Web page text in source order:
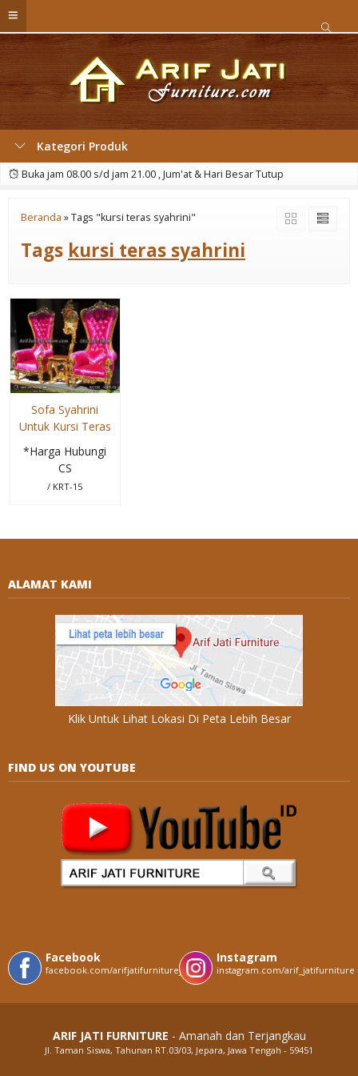
Kategori Produk
Buka jam 08.00 s/d jam 21.00 , Jum'at & Hari Besar Tutup
Beranda »Tags "kursi teras syahrini"
Tags kursi teras syahrini
Sofa Syahrini
Untuk Kursi Teras
*Harga Hubungi
CS
/ KRT-15
ALAMAT KAMI
Klik Untuk Lihat Lokasi Di Peta Lebih Besar
FIND US ON YOUTUBE
Facebook
facebook.com/arifjatifurniturejepara
Instagram
instagram.com/arif_jatifurniture
ARIF JATI FURNITURE - Amanah dan Terjangkau
Jl. Taman Siswa, Tahunan RT.03/03, Jepara, Jawa Tengah - 59451